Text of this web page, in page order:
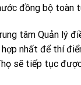
đồng bộ toàn
tâm Quản lý
nhất để thí
sẽ tiếp tục